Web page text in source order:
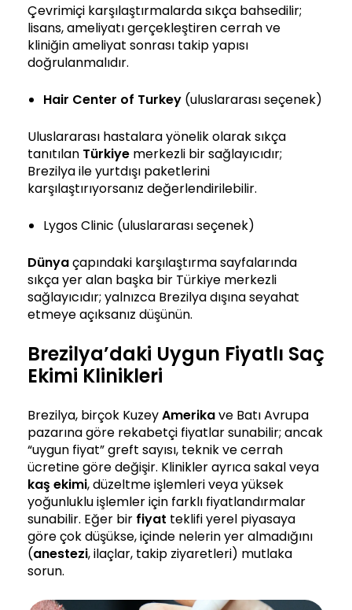
Çevrimiçi karşılaştırmalarda sıkça bahsedilir;
lisans, ameliyatı gerçekleştiren cerrah ve
kliniğin ameliyat sonrası takip yapısı
doğrulanmalıdır.
Hair Center of Turkey (uluslararası seçenek)
Uluslararası hastalara yönelik olarak sıkça
tanıtılan Türkiye merkezli bir sağlayıcıdır;
Brezilya ile yurtdışı paketlerini
karşılaştırıyorsanız değerlendirilebilir.
Lygos Clinic (uluslararası seçenek)
Dünyaçapındaki karşılaştırma sayfalarında
sıkça yer alan başka bir Türkiye merkezli
sağlayıcıdır; yalnızca Brezilya dışına seyahat
etmeye açıksanız düşünün.
Brezilya’daki Uygun Fiyatlı Saç
Ekimi Klinikleri
Brezilya, birçok KuzeyAmerikave Batı Avrupa
pazarına göre rekabetçi fiyatlar sunabilir; ancak
“uygun fiyat” greft sayısı, teknik ve cerrah
ücretine göre değişir. Klinikler ayrıca sakal veya
kaş ekimi, düzeltme işlemleri veya yüksek
yoğunluklu işlemler için farklı fiyatlandırmalar
sunabilir. Eğer bir fiyat teklifi yerel piyasaya
göre çok düşükse, içinde nelerin yer almadığını
(anestezi, ilaçlar, takip ziyaretleri) mutlaka
sorun.